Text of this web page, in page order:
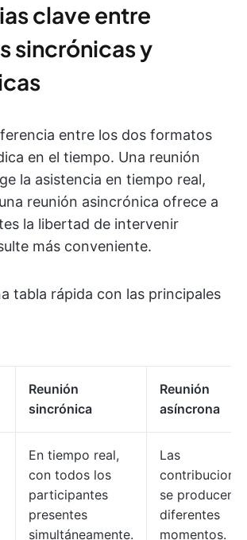
clave entre
sincrónicas y
entre los dos formatos
en el tiempo. Una reunión
la asistencia en tiempo real,
reunión asincrónica ofrece a
la libertad de intervenir
más conveniente.
tabla rápida con las principales
Reunión
sincrónica
Reunión
asíncrona
En tiempo real,
con todos los
participantes
presentes
simultáneamente.
Las
se producen
diferentes
momentos.